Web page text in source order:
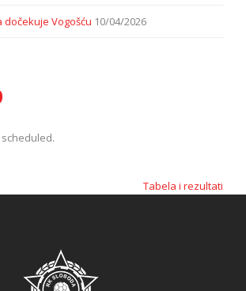
dočekuje Vogošću 10/04/2026
Tabela i rezultati